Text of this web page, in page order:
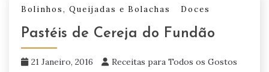
Bolinhos, Queijadas e Bolachas Doces
Pastéis de Cereja do Fundão
21 Janeiro, 2016 Receitas para Todos os Gostos